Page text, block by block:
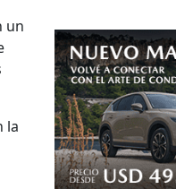
un
la